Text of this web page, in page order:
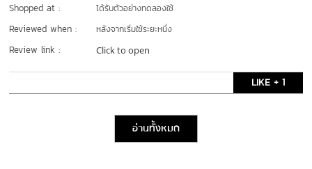
Shopped at : ได้รับตัวอย่างทดลองใช้
Reviewed when : หลังจากเริ่มใช้ระยะหนึ่ง
Review link : Click to open
LIKE + 1
อ่านทั้งหมด